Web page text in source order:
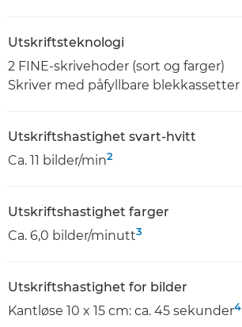
Utskriftsteknologi
2 FINE-skrivehoder (sort og farger)
Skriver med påfyllbare blekkassetter
Utskriftshastighet svart-hvitt
Ca. 11 bilder/min2
Utskriftshastighet farger
Ca. 6,0 bilder/minutt3
Utskriftshastighet for bilder
Kantløse 10 x 15 cm: ca. 45 sekunder4